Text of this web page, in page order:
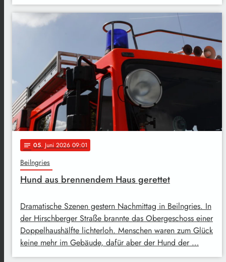
notes 05. Juni 2026 09:01
Beilngries
Hund aus brennendem Haus gerettet
Dramatische Szenen gestern Nachmittag in Beilngries. In
der Hirschberger Straße brannte das Obergeschoss einer
Doppelhaushälfte lichterloh. Menschen waren zum Glück
keine mehr im Gebäude, dafür aber der Hund der …